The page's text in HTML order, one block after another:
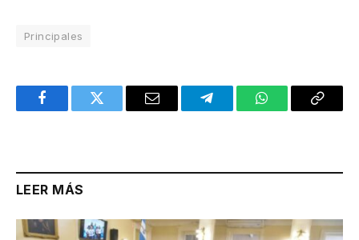
Principales
FacebookTwitter Email TelegramWhatsAppCopy
LEER MÁS